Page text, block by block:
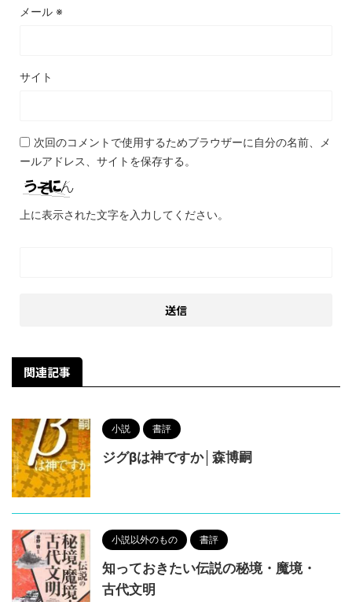
メール ※
サイト
次回のコメントで使用するためブラウザーに自分の名前、メ
ールアドレス、サイトを保存する。
上に表示された文字を入力してください。
関連記事
小説 書評
ジグβは神ですか│森博嗣
小説以外のもの 書評
知っておきたい伝説の秘境・魔境・
古代文明